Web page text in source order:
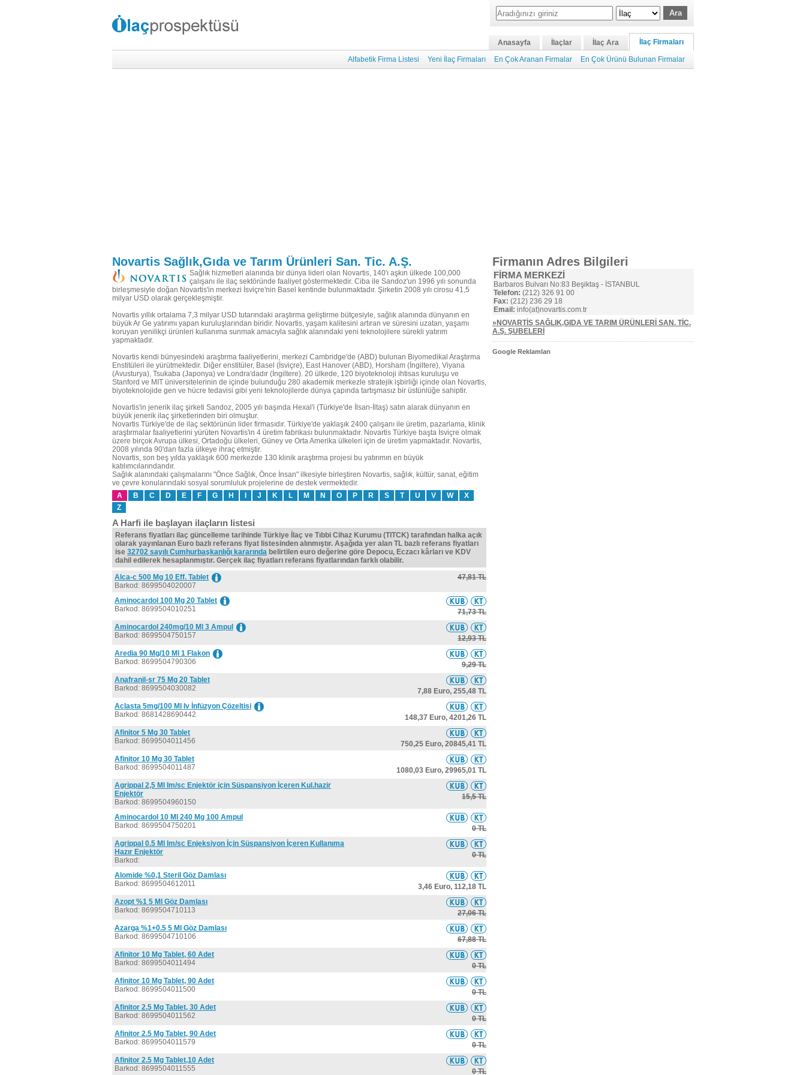
Anasayfa İlaçlar İlaç Ara İlaç Firmaları
Alfabetik Firma Listesi Yeni İlaç Firmaları En Çok Aranan Firmalar En Çok Ürünü Bulunan Firmalar
Novartis Sağlık,Gıda ve Tarım Ürünleri San. Tic. A.Ş.
Sağlık hizmetleri alanında bir dünya lideri olan Novartis, 140'ı aşkın ülkede 100,000
çalışanı ile ilaç sektöründe faaliyet göstermektedir. Ciba ile Sandoz'un 1996 yılı sonunda
birleşmesiyle doğan Novartis'in merkezi İsviçre'nin Basel kentinde bulunmaktadır. Şirketin 2008 yılı cirosu 41,5
milyar USD olarak gerçekleşmiştir.
Novartis yıllık ortalama 7,3 milyar USD tutarındaki araştırma geliştirme bütçesiyle, sağlık alanında dünyanın en
büyük Ar Ge yatırımı yapan kuruluşlarından biridir. Novartis, yaşam kalitesini artıran ve süresini uzatan, yaşamı
koruyan yenilikçi ürünleri kullanıma sunmak amacıyla sağlık alanındaki yeni teknolojilere sürekli yatırım
yapmaktadır.
Novartis kendi bünyesindeki araştırma faaliyetlerini, merkezi Cambridge'de (ABD) bulunan Biyomedikal Araştırma
Enstitüleri ile yürütmektedir. Diğer enstitüler, Basel (İsviçre), East Hanover (ABD), Horsham (İngiltere), Viyana
(Avusturya), Tsukaba (Japonya) ve Londra'dadır (İngiltere). 20 ülkede, 120 biyoteknoloji ihtisas kuruluşu ve
Stanford ve MIT üniversitelerinin de içinde bulunduğu 280 akademik merkezle stratejik işbirliği içinde olan Novartis,
biyoteknolojide gen ve hücre tedavisi gibi yeni teknolojilerde dünya çapında tartışmasız bir üstünlüğe sahiptir.
Novartis'in jenerik ilaç şirketi Sandoz, 2005 yılı başında Hexal'i (Türkiye'de İlsan-İltaş) satın alarak dünyanın en
büyük jenerik ilaç şirketlerinden biri olmuştur.
Novartis Türkiye'de de ilaç sektörünün lider firmasıdır. Türkiye'de yaklaşık 2400 çalışanı ile üretim, pazarlama, klinik
araştırmalar faaliyetlerini yürüten Novartis'in 4 üretim fabrikası bulunmaktadır. Novartis Türkiye başta İsviçre olmak
üzere birçok Avrupa ülkesi, Ortadoğu ülkeleri, Güney ve Orta Amerika ülkeleri için de üretim yapmaktadır. Novartis,
2008 yılında 90'dan fazla ülkeye ihraç etmiştir.
Novartis, son beş yılda yaklaşık 600 merkezde 130 klinik araştırma projesi bu yatırımın en büyük
katılımcılarındandır.
Sağlık alanındaki çalışmalarını "Önce Sağlık, Önce İnsan" ilkesiyle birleştiren Novartis, sağlık, kültür, sanat, eğitim
ve çevre konularındaki sosyal sorumluluk projelerine de destek vermektedir.
A
B C D E F G H J K L M N O P R S T U V W
X
Z
A Harfi ile başlayan ilaçların listesi
Referans fiyatları ilaç güncelleme tarihinde Türkiye İlaç ve Tıbbi Cihaz Kurumu (TITCK) tarafından halka açık
olarak yayınlanan Euro bazlı referans fiyat listesinden alınmıştır. Aşağıda yer alan TL bazlı referans fiyatları
ise 32702 sayılı Cumhurbaşkanlığı kararında belirtilen euro değerine göre Depocu, Eczacı kârları ve KDV
dahil edilerek hesaplanmıştır. Gerçek ilaç fiyatları referans fiyatlarından farklı olabilir.
Alca-c 500 Mg 10 Eff. Tablet
Barkod: 8699504020007
47,81 TL
Aminocardol 100 Mg 20 Tablet
Barkod: 8699504010251
71,73 TL
Aminocardol 240mg/10 Ml 3 Ampul
Barkod: 8699504750157
12,93 TL
Aredia 90 Mg/10 Ml 1 Flakon
Barkod: 8699504790306
9,29 TL
Anafranil-sr 75 Mg 20 Tablet
Barkod: 8699504030082
7,88 Euro, 255,48 TL
Aclasta 5mg/100 Ml Iv İnfüzyon Çözeltisi
Barkod: 8681428690442
148,37 Euro, 4201,26 TL
Afinitor 5 Mg 30 Tablet
Barkod: 8699504011456
750,25 Euro, 20845,41 TL
Afinitor 10 Mg 30 Tablet
Barkod: 8699504011487
1080,03 Euro, 29965,01 TL
Agrippal 2,5 Ml Im/sc Enjektör için Süspansiyon İçeren Kul.hazir
Enjektör
Barkod: 8699504960150
15,5 TL
Aminocardol 10 Ml 240 Mg 100 Ampul
Barkod: 8699504750201
0 TL
Agrippal 0.5 Ml Im/sc Enjeksiyon İçin Süspansiyon İçeren Kullanıma
Hazır Enjektör
Barkod:
0 TL
Alomide %0,1 Steril Göz Damlası
Barkod: 8699504612011
3,46 Euro, 112,18 TL
Azopt %1 5 Ml Göz Damlası
Barkod: 8699504710113
27,06 TL
Azarga %1+0.5 5 Ml Göz Damlası
Barkod: 8699504710106
67,88 TL
Afinitor 10 Mg Tablet, 60 Adet
Barkod: 8699504011494
0 TL
Afinitor 10 Mg Tablet, 90 Adet
Barkod: 8699504011500
0 TL
Afinitor 2.5 Mg Tablet, 30 Adet
Barkod: 8699504011562
0 TL
Afinitor 2.5 Mg Tablet, 90 Adet
Barkod: 8699504011579
0 TL
Afinitor 2.5 Mg Tablet,10 Adet
Barkod: 8699504011555
0 TL
Firmanın Adres Bilgileri
FİRMA MERKEZİ
Barbaros Bulvarı No:83 Beşiktaş - İSTANBUL
Telefon: (212) 326 91 00
Fax: (212) 236 29 18
Email: info(at)novartis.com.tr
»NOVARTİS SAĞLIK,GIDA VE TARIM ÜRÜNLERİ SAN. TİC.
A.Ş. ŞUBELERİ
Google Reklamları